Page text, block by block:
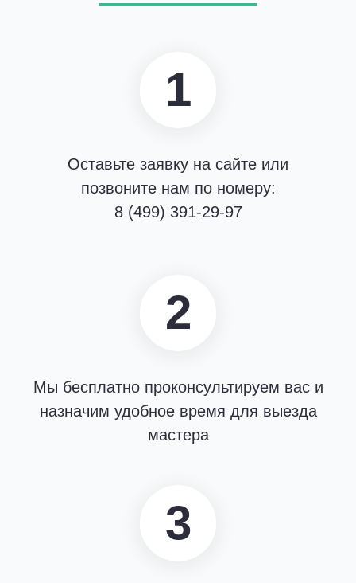
Оказываем услуги под ключ. Задача клиента –
подписать договор и обеспечить доступ
Принимаем экстренные заказы на удаление
После подписания акта выполненных работ
выдаем клиенту гарантийный талон на 12 мес.
и рекомендациями.
эпидемиологического характера, позвоните нам или
1
Оставьте заявку на сайте или
позвоните нам по номеру:
8 (499) 391-29-97
2
Мы бесплатно проконсультируем вас и
назначим удобное время для выезда
мастера
3